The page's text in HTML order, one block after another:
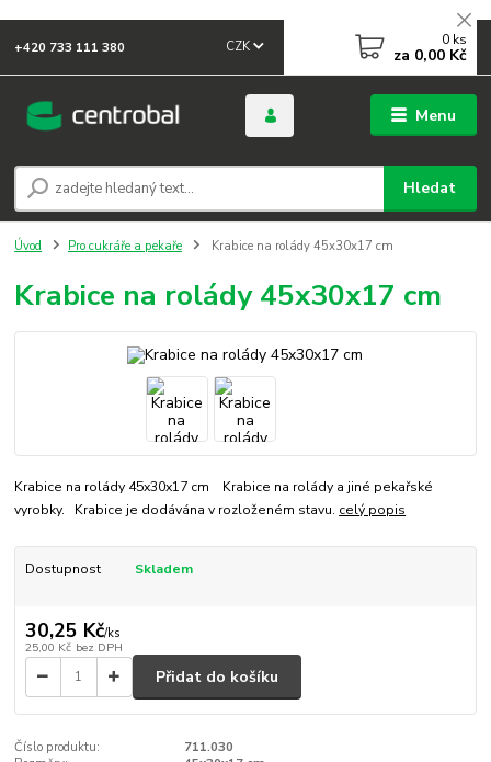
Menu
CZK
Hledat
+420 733 111 380 0 ks
za 0,00 Kč
Úvod Pro cukráře a pekaře Krabice na rolády 45x30x17 cm
Krabice na rolády 45x30x17 cm
Krabice na rolády 45x30x17 cm Krabice na rolády a jiné pekařské
vyrobky. Krabice je dodávána v rozloženém stavu. celý popis
Dostupnost Skladem
30,25 Kč/ks
25,00 Kč bez DPH
Přidat do košíku
Číslo produktu:
711.030